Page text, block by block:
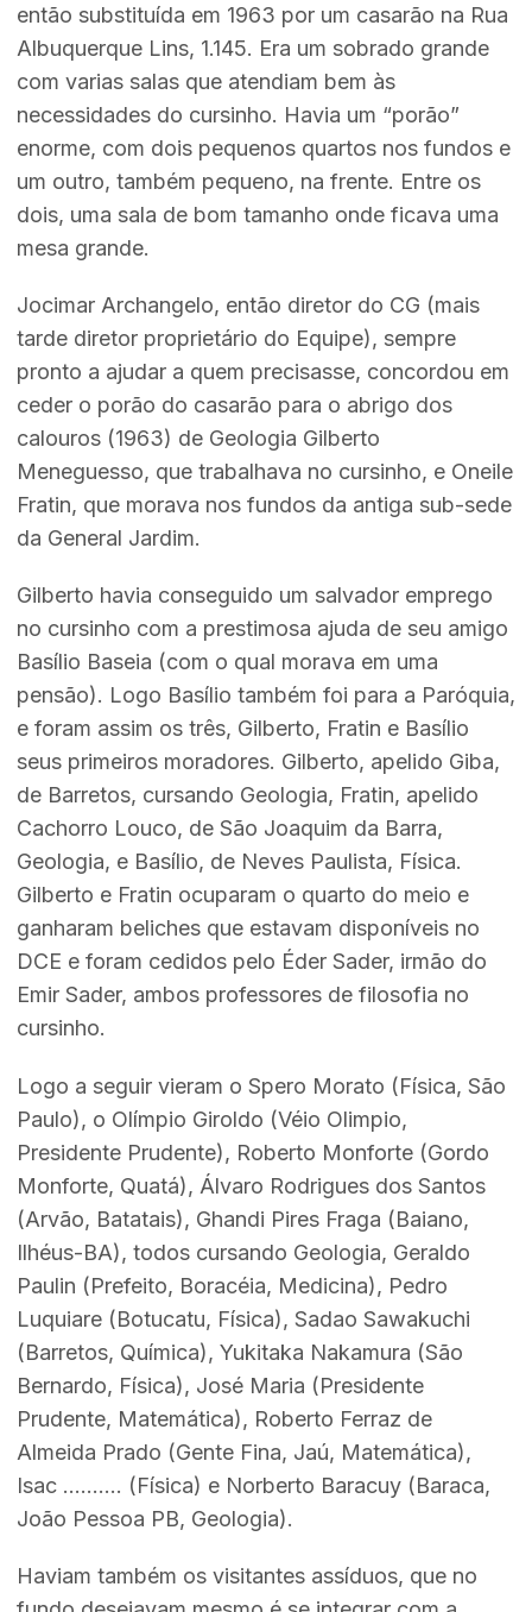
então substituída em 1963 por um casarão na Rua
Albuquerque Lins, 1.145. Era um sobrado grande
com varias salas que atendiam bem às
necessidades do cursinho. Havia um “porão”
enorme, com dois pequenos quartos nos fundos e
um outro, também pequeno, na frente. Entre os
dois, uma sala de bom tamanho onde ficava uma
mesa grande.
Jocimar Archangelo, então diretor do CG (mais
tarde diretor proprietário do Equipe), sempre
pronto a ajudar a quem precisasse, concordou em
ceder o porão do casarão para o abrigo dos
calouros (1963) de Geologia Gilberto
Meneguesso, que trabalhava no cursinho, e Oneile
Fratin, que morava nos fundos da antiga sub-sede
da General Jardim.
Gilberto havia conseguido um salvador emprego
no cursinho com a prestimosa ajuda de seu amigo
Basílio Baseia (com o qual morava em uma
pensão). Logo Basílio também foi para a Paróquia,
e foram assim os três, Gilberto, Fratin e Basílio
seus primeiros moradores. Gilberto, apelido Giba,
de Barretos, cursando Geologia, Fratin, apelido
Cachorro Louco, de São Joaquim da Barra,
Geologia, e Basílio, de Neves Paulista, Física.
Gilberto e Fratin ocuparam o quarto do meio e
ganharam beliches que estavam disponíveis no
DCE e foram cedidos pelo Éder Sader, irmão do
Emir Sader, ambos professores de filosofia no
cursinho.
Logo a seguir vieram o Spero Morato (Física, São
Paulo), o Olímpio Giroldo (Véio Olimpio,
Presidente Prudente), Roberto Monforte (Gordo
Monforte, Quatá), Álvaro Rodrigues dos Santos
(Arvão, Batatais), Ghandi Pires Fraga (Baiano,
Ilhéus-BA), todos cursando Geologia, Geraldo
Paulin (Prefeito, Boracéia, Medicina), Pedro
Luquiare (Botucatu, Física), Sadao Sawakuchi
(Barretos, Química), Yukitaka Nakamura (São
Bernardo, Física), José Maria (Presidente
Prudente, Matemática), Roberto Ferraz de
Almeida Prado (Gente Fina, Jaú, Matemática),
Isac .......... (Física) e Norberto Baracuy (Baraca,
João Pessoa PB, Geologia).
Haviam também os visitantes assíduos, que no